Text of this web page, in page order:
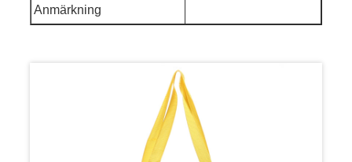
Anmärkning